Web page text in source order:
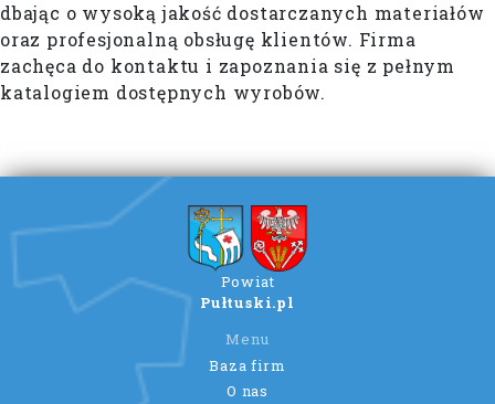
dbając o wysoką jakość dostarczanych materiałów
oraz profesjonalną obsługę klientów. Firma
zachęca do kontaktu i zapoznania się z pełnym
katalogiem dostępnych wyrobów.
Powiat
Pułtuski.pl
Menu
Baza firm
O nas